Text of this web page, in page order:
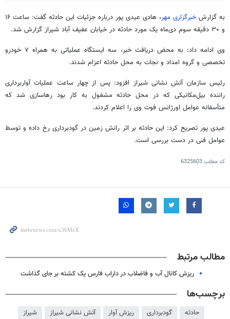
به گزارش خبرگزاری مهر
، هادی عیدی پور درباره جزئیات این حادثه گفت: ساعت ۱۶
و ۳۰ دقیقه سوم دی‌ماه یک مورد حادثه در خیابان عفیف آباد شیراز گزارش شد.
وی ادامه داد: به محض دریافت خبر، سه ایستگاه عملیاتی به همراه ۷ خودرو
تخصصی و گروه امداد و نجات به محل حادثه اعزام شدند.
رئیس سازمان آتش نشانی شیراز افزود: پس از چهار ساعت عملیات آواربرداری
راننده بیل‌مکانیکی که در محل حادثه مشغول به کار بود رهاسازی شد که
متأسفانه عوامل اورژانس فوت وی را اعلام کردند.
عیدی پور تصریح کرد: این حادثه بر اثر رانش زمین در گودبرداری رخ داده و توسط
عوامل فنی در دست بررسی است.
کد مطلب6325603
مطالب مرتبط
ریزش کانال آب و فاضلاب در داراب فارس یک کشته بر جای گذاشت
برچسب‌ها
حادثه گودبرداری ریزش آوار آتش نشانی شیراز شیراز